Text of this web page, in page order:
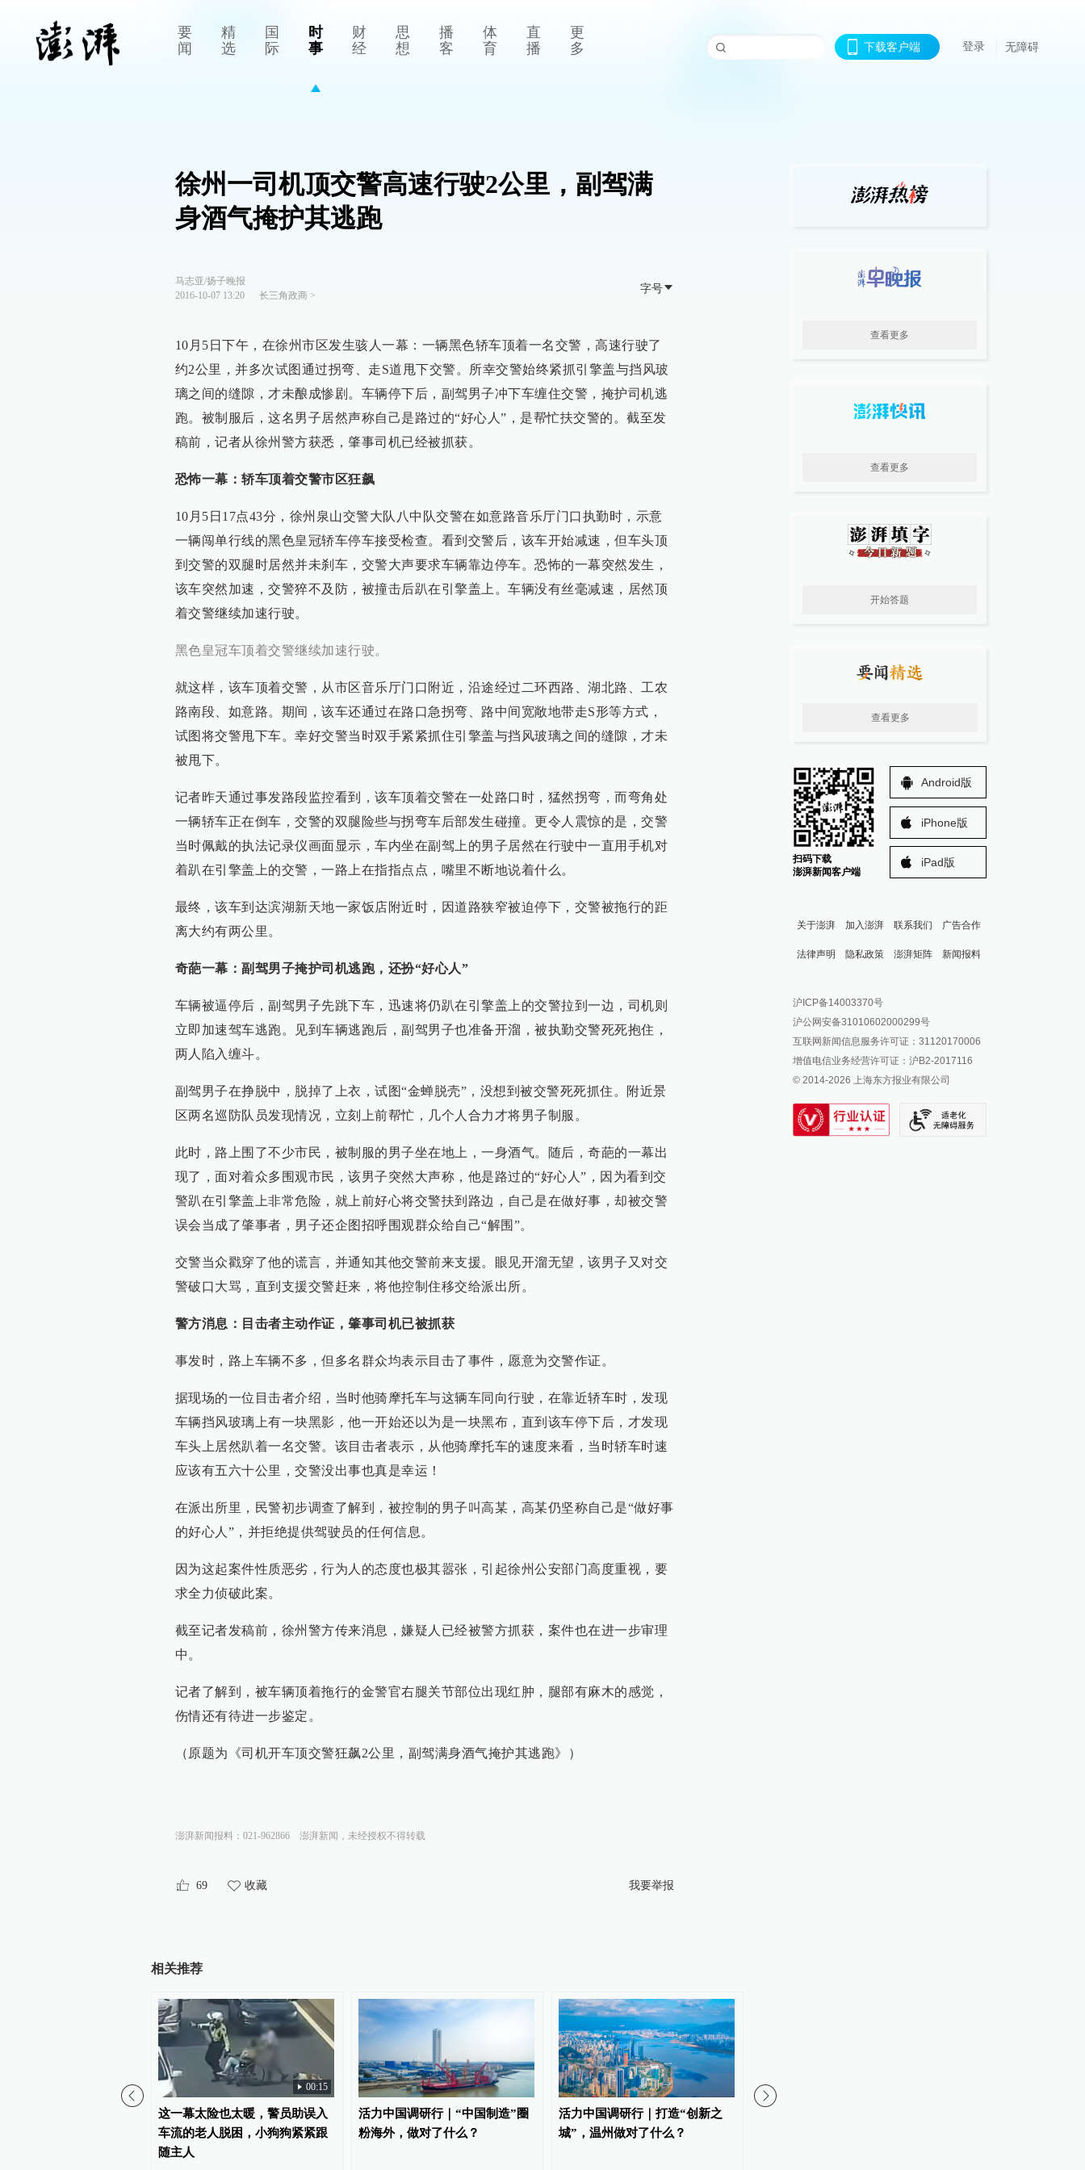
要
闻
精
选
国
际
时
事
财
经
思
想
播
客
体
育
直
播
更
多
下载客户端 登录 无障碍
徐州一司机顶交警高速行驶2公里，副驾满
身酒气掩护其逃跑
马志亚/扬子晚报
2016-10-07 13:20
长三角政商>
字号
10月5日下午，在徐州市区发生骇人一幕：一辆黑色轿车顶着一名交警，高速行驶了
约2公里，并多次试图通过拐弯、走S道甩下交警。所幸交警始终紧抓引擎盖与挡风玻
璃之间的缝隙，才未酿成惨剧。车辆停下后，副驾男子冲下车缠住交警，掩护司机逃
跑。被制服后，这名男子居然声称自己是路过的“好心人”，是帮忙扶交警的。截至发
稿前，记者从徐州警方获悉，肇事司机已经被抓获。
恐怖一幕：轿车顶着交警市区狂飙
10月5日17点43分，徐州泉山交警大队八中队交警在如意路音乐厅门口执勤时，示意
一辆闯单行线的黑色皇冠轿车停车接受检查。看到交警后，该车开始减速，但车头顶
到交警的双腿时居然并未刹车，交警大声要求车辆靠边停车。恐怖的一幕突然发生，
该车突然加速，交警猝不及防，被撞击后趴在引擎盖上。车辆没有丝毫减速，居然顶
着交警继续加速行驶。
黑色皇冠车顶着交警继续加速行驶。
就这样，该车顶着交警，从市区音乐厅门口附近，沿途经过二环西路、湖北路、工农
路南段、如意路。期间，该车还通过在路口急拐弯、路中间宽敞地带走S形等方式，
试图将交警甩下车。幸好交警当时双手紧紧抓住引擎盖与挡风玻璃之间的缝隙，才未
被甩下。
记者昨天通过事发路段监控看到，该车顶着交警在一处路口时，猛然拐弯，而弯角处
一辆轿车正在倒车，交警的双腿险些与拐弯车后部发生碰撞。更令人震惊的是，交警
当时佩戴的执法记录仪画面显示，车内坐在副驾上的男子居然在行驶中一直用手机对
着趴在引擎盖上的交警，一路上在指指点点，嘴里不断地说着什么。
最终，该车到达滨湖新天地一家饭店附近时，因道路狭窄被迫停下，交警被拖行的距
离大约有两公里。
奇葩一幕：副驾男子掩护司机逃跑，还扮“好心人”
车辆被逼停后，副驾男子先跳下车，迅速将仍趴在引擎盖上的交警拉到一边，司机则
立即加速驾车逃跑。见到车辆逃跑后，副驾男子也准备开溜，被执勤交警死死抱住，
两人陷入缠斗。
副驾男子在挣脱中，脱掉了上衣，试图“金蝉脱壳”，没想到被交警死死抓住。附近景
区两名巡防队员发现情况，立刻上前帮忙，几个人合力才将男子制服。
此时，路上围了不少市民，被制服的男子坐在地上，一身酒气。随后，奇葩的一幕出
现了，面对着众多围观市民，该男子突然大声称，他是路过的“好心人”，因为看到交
警趴在引擎盖上非常危险，就上前好心将交警扶到路边，自己是在做好事，却被交警
误会当成了肇事者，男子还企图招呼围观群众给自己“解围”。
交警当众戳穿了他的谎言，并通知其他交警前来支援。眼见开溜无望，该男子又对交
警破口大骂，直到支援交警赶来，将他控制住移交给派出所。
警方消息：目击者主动作证，肇事司机已被抓获
事发时，路上车辆不多，但多名群众均表示目击了事件，愿意为交警作证。
据现场的一位目击者介绍，当时他骑摩托车与这辆车同向行驶，在靠近轿车时，发现
车辆挡风玻璃上有一块黑影，他一开始还以为是一块黑布，直到该车停下后，才发现
车头上居然趴着一名交警。该目击者表示，从他骑摩托车的速度来看，当时轿车时速
应该有五六十公里，交警没出事也真是幸运！
在派出所里，民警初步调查了解到，被控制的男子叫高某，高某仍坚称自己是“做好事
的好心人”，并拒绝提供驾驶员的任何信息。
因为这起案件性质恶劣，行为人的态度也极其嚣张，引起徐州公安部门高度重视，要
求全力侦破此案。
截至记者发稿前，徐州警方传来消息，嫌疑人已经被警方抓获，案件也在进一步审理
中。
记者了解到，被车辆顶着拖行的金警官右腿关节部位出现红肿，腿部有麻木的感觉，
伤情还有待进一步鉴定。
（原题为《司机开车顶交警狂飙2公里，副驾满身酒气掩护其逃跑》）
澎湃新闻报料：021-962866 澎湃新闻，未经授权不得转载
69 收藏 我要举报
相关推荐
00:15
这一幕太险也太暖，警员助误入
车流的老人脱困，小狗狗紧紧跟
随主人
活力中国调研行｜“中国制造”圈
粉海外，做对了什么？
活力中国调研行｜打造“创新之
城”，温州做对了什么？
查看更多
查看更多
开始答题
查看更多
扫码下载
澎湃新闻客户端
Android版
iPhone版
iPad版
关于澎湃 加入澎湃 联系我们 广告合作
法律声明 隐私政策 澎湃矩阵
澎湃新闻公众号
澎湃新闻抖音号
派生万物开放平台
IP SHANGHAI
SIXTH TONE
新闻报料
报料邮箱: news@thepaper.cn
沪ICP备14003370号
沪公网安备31010602000299号
互联网新闻信息服务许可证：31120170006
增值电信业务经营许可证：沪B2-2017116
© 2014-2026 上海东方报业有限公司